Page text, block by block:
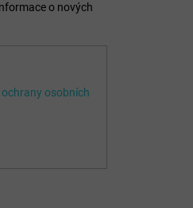
o nových
osobních